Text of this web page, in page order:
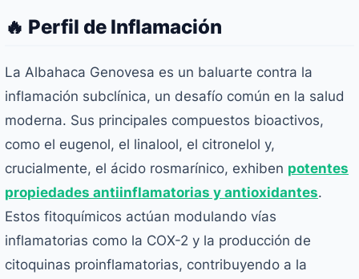
🔥 Perfil de Inflamación
La Albahaca Genovesa es un baluarte contra la
inflamación subclínica, un desafío común en la salud
moderna. Sus principales compuestos bioactivos,
como el eugenol, el linalool, el citronelol y,
crucialmente, el ácido rosmarínico, exhiben potentes
propiedades antiinflamatorias y antioxidantes.
Estos fitoquímicos actúan modulando vías
inflamatorias como la COX-2 y la producción de
citoquinas proinflamatorias, contribuyendo a la